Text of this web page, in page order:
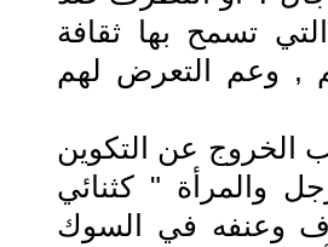
تسمح بها ثقافة
, وعم التعرض لهم
الخروج عن التكوين
والمرأة " كثنائي
وعنفه في السوك